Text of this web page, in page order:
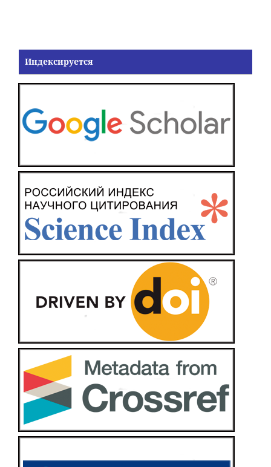
Индексируется